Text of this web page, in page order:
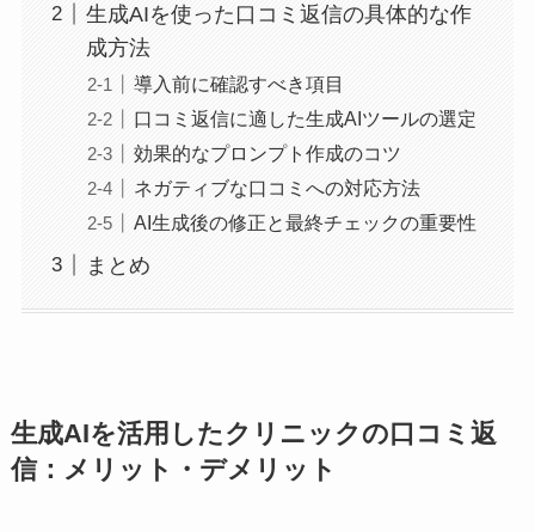
生成AIを使った口コミ返信の具体的な作
成方法
導入前に確認すべき項目
口コミ返信に適した生成AIツールの選定
効果的なプロンプト作成のコツ
ネガティブな口コミへの対応方法
AI生成後の修正と最終チェックの重要性
まとめ
生成AIを活用したクリニックの口コミ返
信：メリット・デメリット